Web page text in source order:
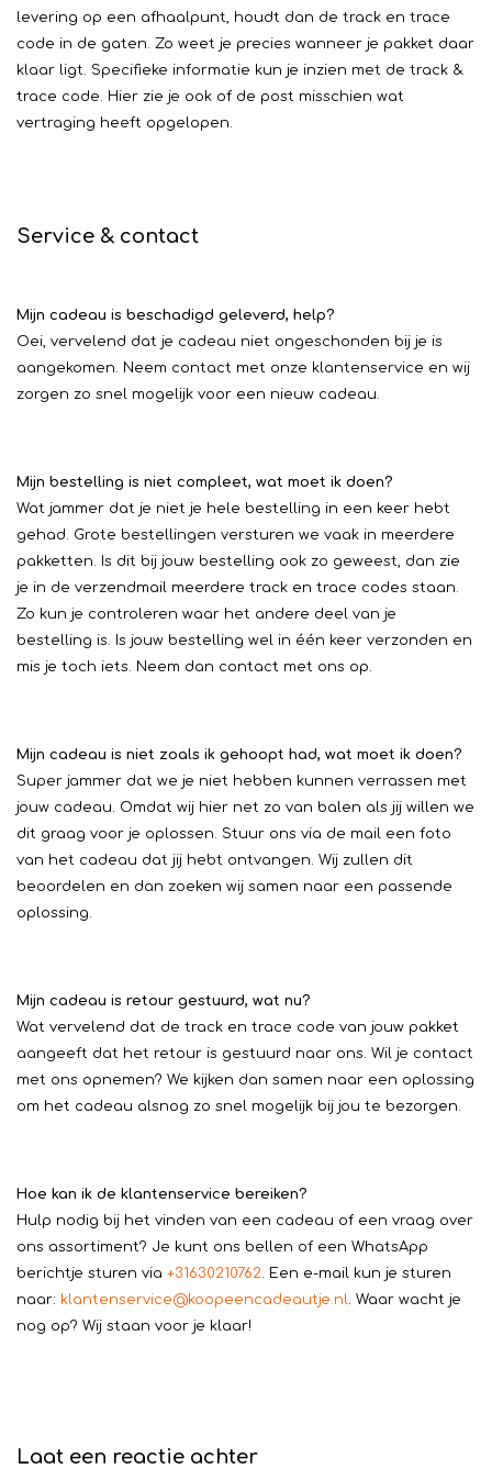
levering op een afhaalpunt, houdt dan de track en trace
code in de gaten. Zo weet je precies wanneer je pakket daar
klaar ligt. Specifieke informatie kun je inzien met de track &
trace code. Hier zie je ook of de post misschien wat
vertraging heeft opgelopen.
Service & contact
Mijn cadeau is beschadigd geleverd, help?
Oei, vervelend dat je cadeau niet ongeschonden bij je is
aangekomen. Neem contact met onze klantenservice en wij
zorgen zo snel mogelijk voor een nieuw cadeau.
Mijn bestelling is niet compleet, wat moet ik doen?
Wat jammer dat je niet je hele bestelling in een keer hebt
gehad. Grote bestellingen versturen we vaak in meerdere
pakketten. Is dit bij jouw bestelling ook zo geweest, dan zie
je in de verzendmail meerdere track en trace codes staan.
Zo kun je controleren waar het andere deel van je
bestelling is. Is jouw bestelling wel in één keer verzonden en
mis je toch iets. Neem dan contact met ons op.
Mijn cadeau is niet zoals ik gehoopt had, wat moet ik doen?
Super jammer dat we je niet hebben kunnen verrassen met
jouw cadeau. Omdat wij hier net zo van balen als jij willen we
dit graag voor je oplossen. Stuur ons via de mail een foto
van het cadeau dat jij hebt ontvangen. Wij zullen dit
beoordelen en dan zoeken wij samen naar een passende
oplossing.
Mijn cadeau is retour gestuurd, wat nu?
Wat vervelend dat de track en trace code van jouw pakket
aangeeft dat het retour is gestuurd naar ons. Wil je contact
met ons opnemen? We kijken dan samen naar een oplossing
om het cadeau alsnog zo snel mogelijk bij jou te bezorgen.
Hoe kan ik de klantenservice bereiken?
Hulp nodig bij het vinden van een cadeau of een vraag over
ons assortiment? Je kunt ons bellen of een WhatsApp
berichtje sturen via +31630210762. Een e-mail kun je sturen
naar: klantenservice@koopeencadeautje.nl. Waar wacht je
nog op? Wij staan voor je klaar!
Laat een reactie achter